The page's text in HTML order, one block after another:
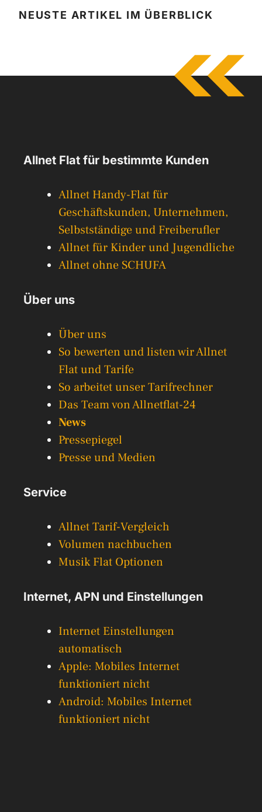
NEUSTE ARTIKEL IM ÜBERBLICK
Allnet Flat für bestimmte Kunden
Allnet Handy-Flat für
Geschäftskunden, Unternehmen,
Selbstständige und Freiberufler
Allnet für Kinder und Jugendliche
Allnet ohne SCHUFA
Über uns
Über uns
So bewerten und listen wir Allnet
Flat und Tarife
So arbeitet unser Tarifrechner
Das Team von Allnetflat-24
News
Pressepiegel
Presse und Medien
Service
Allnet Tarif-Vergleich
Volumen nachbuchen
Musik Flat Optionen
Internet, APN und Einstellungen
Internet Einstellungen
automatisch
Apple: Mobiles Internet
funktioniert nicht
Android: Mobiles Internet
funktioniert nicht